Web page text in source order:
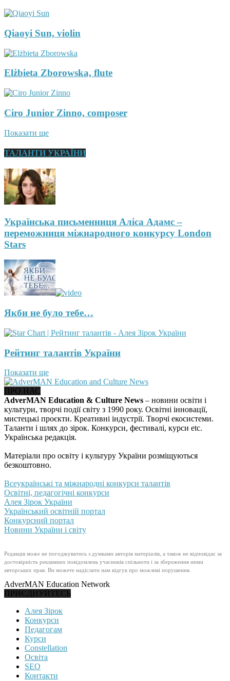
Qiaoyi Sun, violin
Elżbieta Zborowska, flute
Ciro Junior Zinno, composer
Показати ще
ТАЛАНТИ УКРАЇНИ
Українська письменниця Аліса Адамс –
переможниця міжнародного конкурсу London
Stars
Якби не було тебе…
Рейтинг талантів України
Показати ще
ПРО НАС
AdverMAN Education & Culture News – новини освіти і
культури, творчі події світу з 1990 року. Освітні інновації,
мистецькі проєкти. Креативні індустрії. Творчі екосистеми.
Таланти і шлях до зірок. Конкурси, фестивалі, курси etc.
Українська редакція.
Матеріали про освіту і культуру України розміщуються
безкоштовно.
Всеукраїнські та міжнародні конкурси талантів
Освітні, педагогічні конкурси
Алея Зірок України
Український освітній портал
Конкурсний портал
Новини України і світу
Редакція може не погоджуватись з думками авторів матеріалів, а також не відповідає за
достовірність рекламних повідомлень учасників спільноти і за збереження ними
авторських прав. Ви можете надіслати нам відгук про можливі порушення.
AdverMAN Education Network
ПРИЄДНУЙТЕСЬ
Алея Зірок
Конкурси
Педагогам
Курси
Constellation
Освіта
SEO
Контакти